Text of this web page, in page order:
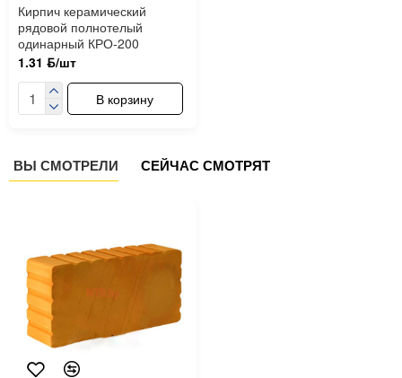
Кирпич керамический
рядовой полнотелый
одинарный КРО-200
1.31 ƃ/шт
В корзину
ВЫ СМОТРЕЛИ СЕЙЧАС СМОТРЯТ